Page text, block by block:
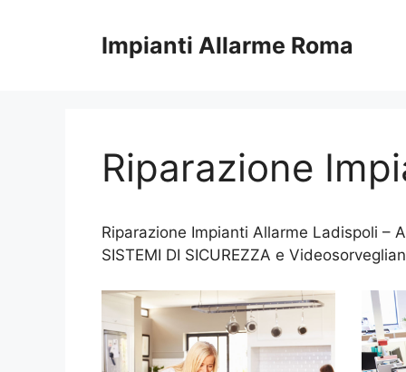
Impianti Allarme Roma
Riparazione
Riparazione Impianti Allarme Ladispoli –
SISTEMI DI SICUREZZA e